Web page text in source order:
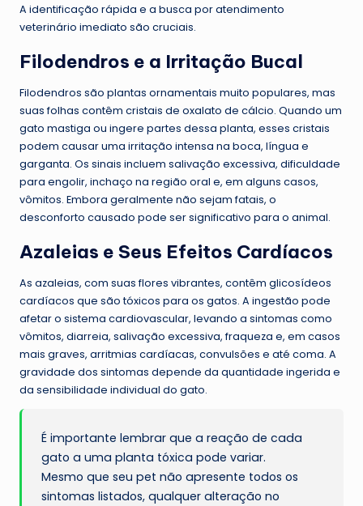
A identificação rápida e a busca por atendimento
veterinário imediato são cruciais.
Filodendros e a Irritação Bucal
Filodendros são plantas ornamentais muito populares, mas
suas folhas contêm cristais de oxalato de cálcio. Quando um
gato mastiga ou ingere partes dessa planta, esses cristais
podem causar uma irritação intensa na boca, língua e
garganta. Os sinais incluem salivação excessiva, dificuldade
para engolir, inchaço na região oral e, em alguns casos,
vômitos. Embora geralmente não sejam fatais, o
desconforto causado pode ser significativo para o animal.
Azaleias e Seus Efeitos Cardíacos
As azaleias, com suas flores vibrantes, contêm glicosídeos
cardíacos que são tóxicos para os gatos. A ingestão pode
afetar o sistema cardiovascular, levando a sintomas como
vômitos, diarreia, salivação excessiva, fraqueza e, em casos
mais graves, arritmias cardíacas, convulsões e até coma. A
gravidade dos sintomas depende da quantidade ingerida e
da sensibilidade individual do gato.
É importante lembrar que a reação de cada
gato a uma planta tóxica pode variar.
Mesmo que seu pet não apresente todos os
sintomas listados, qualquer alteração no